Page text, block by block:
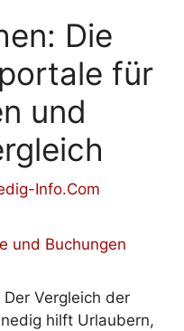
Die
für
und
Info.Com
Vergleich der
hilft Urlaubern,